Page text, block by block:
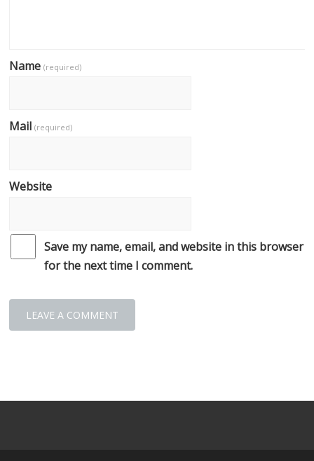
Name(required)
Mail(required)
Website
Save my name, email, and website in this browser
for the next time I comment.